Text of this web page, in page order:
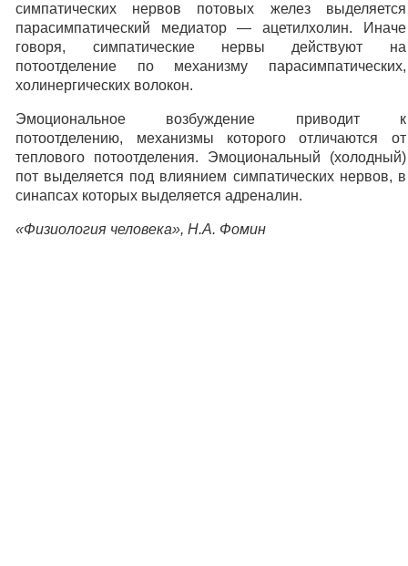
симпатических нервов потовых желез выделяется
парасимпатический медиатор — ацетилхолин. Иначе
говоря, симпатические нервы действуют на
потоотделение по механизму парасимпатических,
холинергических волокон.
Эмоциональное возбуждение приводит к
потоотделению, механизмы которого отличаются от
теплового потоотделения. Эмоциональный (холодный)
пот выделяется под влиянием симпатических нервов, в
синапсах которых выделяется адреналин.
«Физиология человека», Н.А. Фомин